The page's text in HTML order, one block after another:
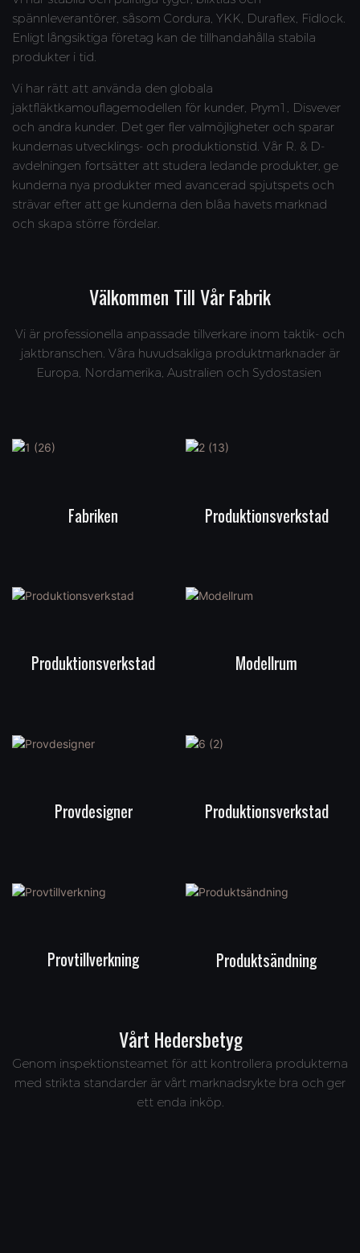
spännleverantörer, såsom Cordura, YKK, Duraflex, Fidlock.
Enligt långsiktiga företag kan de tillhandahålla stabila
produkter i tid.
Vi har rätt att använda den globala
jaktfläktkamouflagemodellen för kunder, Prym1, Disvever
och andra kunder. Det ger fler valmöjligheter och sparar
kundernas utvecklings- och produktionstid. Vår R. & D-
avdelningen fortsätter att studera ledande produkter, ge
kunderna nya produkter med avancerad spjutspets och
strävar efter att ge kunderna den blåa havets marknad
och skapa större fördelar.
Välkommen Till Vår Fabrik
Vi är professionella anpassade tillverkare inom taktik- och
jaktbranschen. Våra huvudsakliga produktmarknader är
Europa, Nordamerika, Australien och Sydostasien
Fabriken Produktionsverkstad
Produktionsverkstad Modellrum
Provdesigner Produktionsverkstad
Provtillverkning Produktsändning
Vårt Hedersbetyg
Genom inspektionsteamet för att kontrollera produkterna
med strikta standarder är vårt marknadsrykte bra och ger
ett enda inköp.